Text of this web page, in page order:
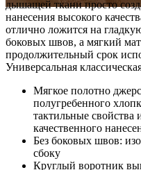
дышащей ткани просто
нанесения высокого
отлично ложится на
боковых швов, а мягкий
продолжительный срок
Универсальная
Мягкое полотно
полугребенного
тактильные
качественного
Без боковых швов:
сбоку
Круглый воротник